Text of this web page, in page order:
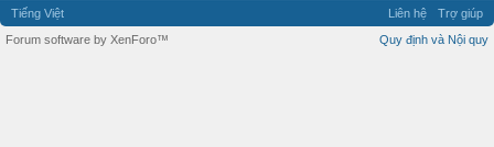
Tiếng Việt Liên hệ
Trợ giúp
Quy định và Nội quy
Forum software by XenForo™